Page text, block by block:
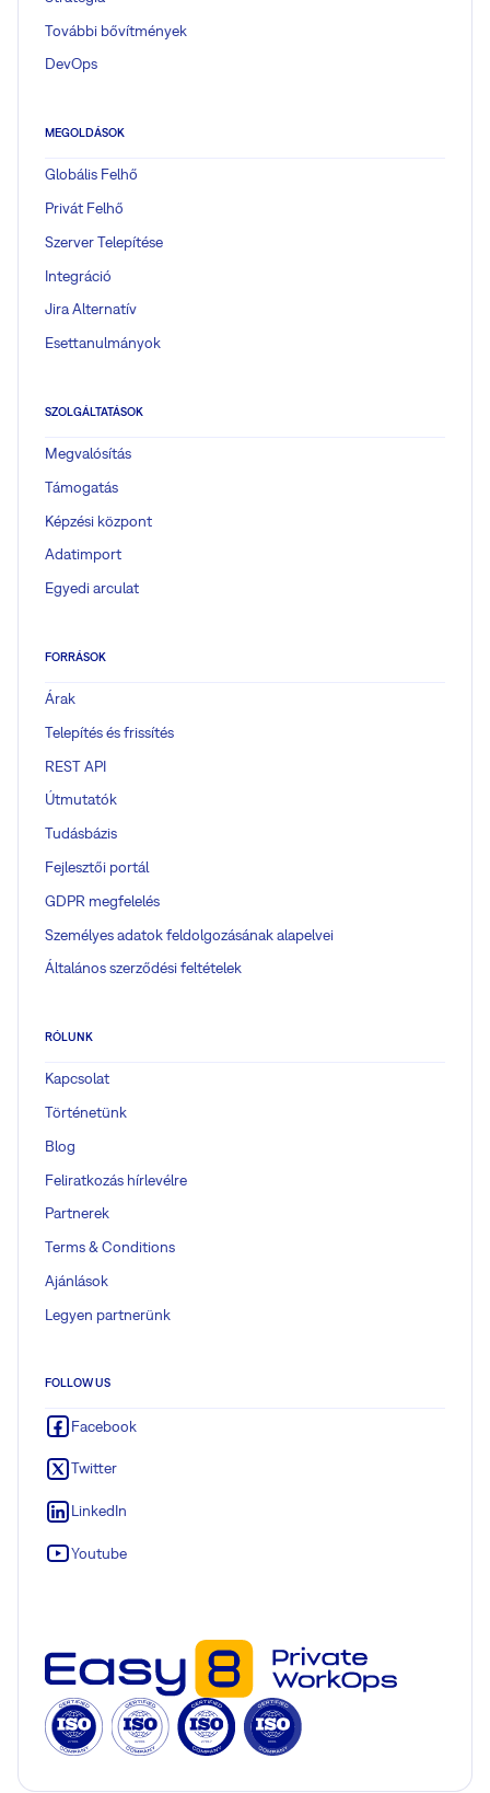
További bővítmények
DevOps
MEGOLDÁSOK
Globális Felhő
Privát Felhő
Szerver Telepítése
Integráció
Jira Alternatív
Esettanulmányok
SZOLGÁLTATÁSOK
Megvalósítás
Támogatás
Képzési központ
Adatimport
Egyedi arculat
FORRÁSOK
Árak
Telepítés és frissítés
REST API
Útmutatók
Tudásbázis
Fejlesztői portál
GDPR megfelelés
Személyes adatok feldolgozásának alapelvei
Általános szerződési feltételek
RÓLUNK
Kapcsolat
Történetünk
Blog
Feliratkozás hírlevélre
Partnerek
Terms & Conditions
Ajánlások
Legyen partnerünk
FOLLOW US
Facebook
Twitter
LinkedIn
Youtube